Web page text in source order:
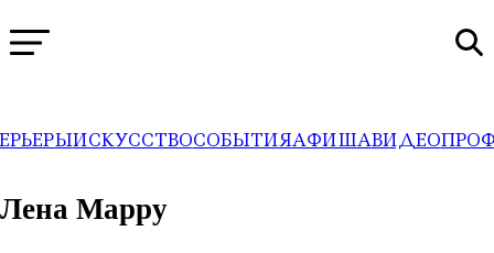
ИСКУССТВОСОБЫТИЯАФИШАВИДЕО
WA→Профили
Лена Марру